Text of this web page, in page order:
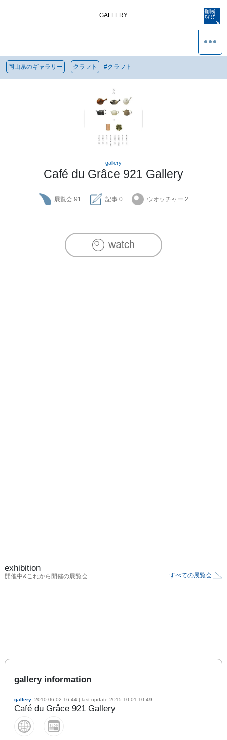
GALLERY
岡山県のギャラリー クラフト #クラフト
gallery
Café du Grâce 921 Gallery
展覧会 91 記事 0 ウオッチャー 2
exhibition
開催中&これから開催の展覧会 すべての展覧会
gallery information
gallery 2010.06.02 16:44 | last update 2015.10.01 10:49
Café du Grâce 921 Gallery